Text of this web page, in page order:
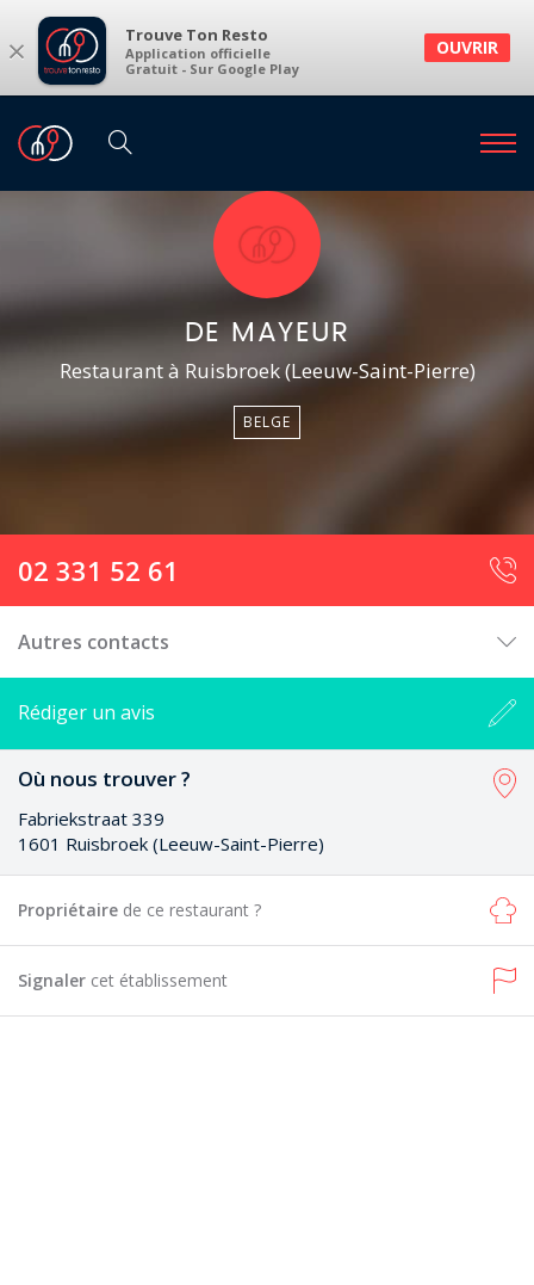
× Trouve Ton Resto
Application officielle
Gratuit - Sur Google Play
OUVRIR
DE MAYEUR
Restaurant à Ruisbroek (Leeuw-Saint-Pierre)
BELGE
02 331 52 61
Autres contacts
Rédiger un avis
Où nous trouver ?
Fabriekstraat 339
1601 Ruisbroek (Leeuw-Saint-Pierre)
Propriétaire de ce restaurant ?
Signaler cet établissement